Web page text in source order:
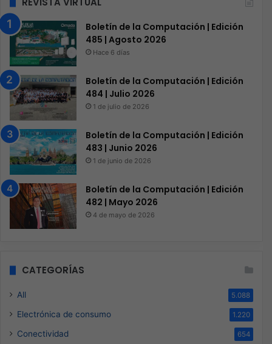
Boletín de la Computación | Edición
485 | Agosto 2026
Hace 6 días
Boletín de la Computación | Edición
484 | Julio 2026
1 de julio de 2026
Boletín de la Computación | Edición
483 | Junio 2026
1 de junio de 2026
Boletín de la Computación | Edición
482 | Mayo 2026
4 de mayo de 2026
CATEGORÍAS
All 5.088
Electrónica de consumo 1.220
Conectividad 654